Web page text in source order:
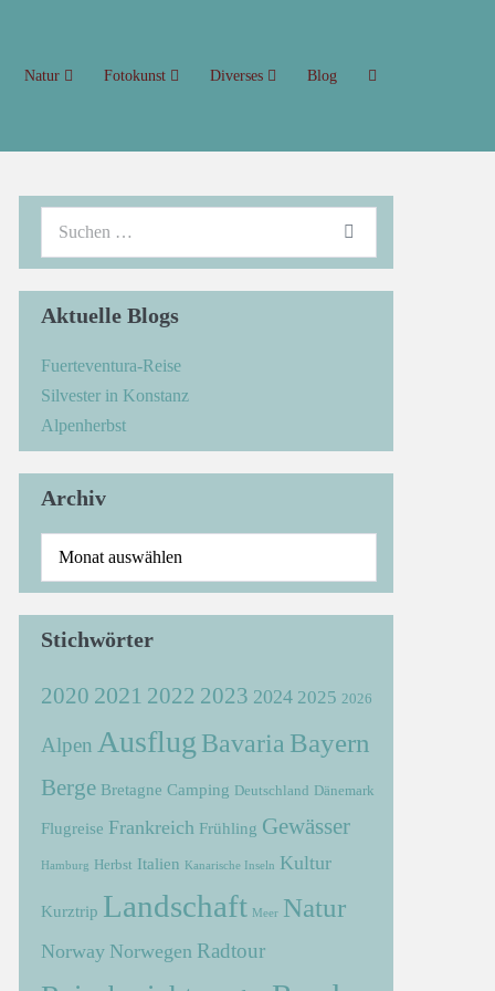
Natur Fotokunst Diverses Blog
Aktuelle Blogs
Fuerteventura-Reise
Silvester in Konstanz
Alpenherbst
Archiv
Stichwörter
2020 2021 2022 2023 2024 2025 2026
Alpen Ausflug Bavaria Bayern
Berge Bretagne Camping Deutschland Dänemark
Flugreise Frankreich Frühling Gewässer
Hamburg Herbst Italien Kanarische Inseln Kultur
Kurztrip Landschaft Meer Natur
Norway Norwegen Radtour